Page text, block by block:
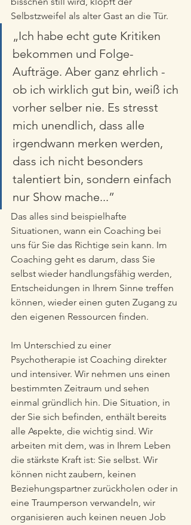
Selbstzweifel als alter Gast an die Tür.
„Ich habe echt gute Kritiken
bekommen und Folge-
Aufträge. Aber ganz ehrlich -
ob ich wirklich gut bin, weiß ich
vorher selber nie. Es stresst
mich unendlich, dass alle
irgendwann merken werden,
dass ich nicht besonders
talentiert bin, sondern einfach
nur Show mache...”
Das alles sind beispielhafte
Situationen, wann ein Coaching bei
uns für Sie das Richtige sein kann. Im
Coaching geht es darum, dass Sie
selbst wieder handlungsfähig werden,
Entscheidungen in Ihrem Sinne treffen
können, wieder einen guten Zugang zu
den eigenen Ressourcen finden.
Im Unterschied zu einer
Psychotherapie ist Coaching direkter
und intensiver. Wir nehmen uns einen
bestimmten Zeitraum und sehen
einmal gründlich hin. Die Situation, in
der Sie sich befinden, enthält bereits
alle Aspekte, die wichtig sind. Wir
arbeiten mit dem, was in Ihrem Leben
die stärkste Kraft ist: Sie selbst. Wir
können nicht zaubern, keinen
Beziehungspartner zurückholen oder in
eine Traumperson verwandeln, wir
organisieren auch keinen neuen Job